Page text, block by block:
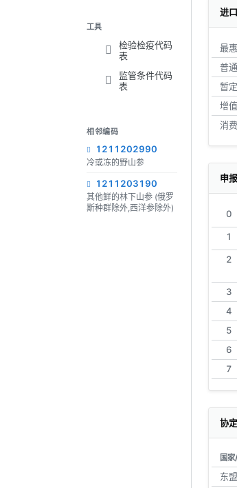
工具
检验检疫代码
表
监管条件代码
表
相邻编码
1211202990
冷或冻的野山参
1211203190
其他鲜的林下山参 (俄罗
斯种群除外,西洋参除外)
进
最
普
暂
增
消
申
0
1
2
3
4
5
6
7
协
国
东盟